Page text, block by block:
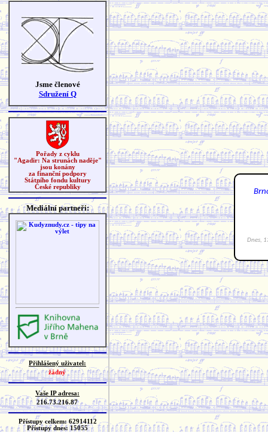
Jsme členové
Sdružení Q
Pořady z cyklu
"Agadir: Na strunách naděje"
jsou konány
za finanční podpory
Státního fondu kultury
České republiky
Mediální partneři:
Přihlášený uživatel:
žádný
Vaše IP adresa:
216.73.216.87
Přístupy celkem: 62914112
Přístupy dnes: 15055